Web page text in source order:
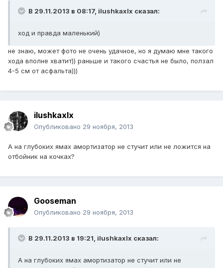
В 29.11.2013 в 08:17, ilushkaxlx сказал:
ход и правда маленький)
не знаю, может фото не очень удачное, но я думаю мне такого
хода вполне хватит)) раньше и такого счастья не было, ползал
4-5 см от асфальта)))
ilushkaxlx
Опубликовано 29 ноября, 2013
А на глубоких ямах амортизатор не стучит или не ложится на
отбойник на кочках?
Gooseman
Опубликовано 29 ноября, 2013
В 29.11.2013 в 19:21, ilushkaxlx сказал:
А на глубоких ямах амортизатор не стучит или не